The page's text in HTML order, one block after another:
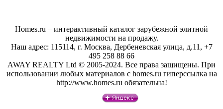
Homes.ru – интерактивный каталог зарубежной элитной
недвижимости на продажу.
Наш адрес: 115114, г. Москва, Дербеневская улица, д.11, +7
495 258 88 66
AWAY REALTY Ltd © 2005-2024. Все права защищены. При
использовании любых материалов с homes.ru гиперссылка на
http://www.homes.ru обязательна!